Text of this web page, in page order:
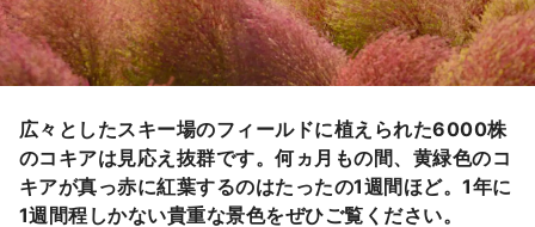
広々としたスキー場のフィールドに植えられた6000株
のコキアは見応え抜群です。何ヵ月もの間、黄緑色のコ
キアが真っ赤に紅葉するのはたったの1週間ほど。1年に
1週間程しかない貴重な景色をぜひご覧ください。